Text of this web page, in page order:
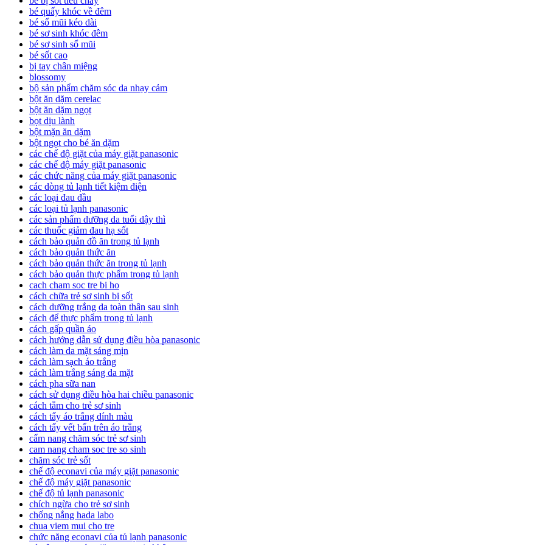
bé quấy khóc về đêm
bé sổ mũi kéo dài
bé sơ sinh khóc đêm
bé sơ sinh sổ mũi
bé sốt cao
bị tay chân miệng
blossomy
bộ sản phẩm chăm sóc da nhạy cảm
bột ăn dặm cerelac
bột ăn dặm ngọt
bọt dịu lành
bột mặn ăn dặm
bột ngọt cho bé ăn dặm
các chế độ giặt của máy giặt panasonic
các chế độ máy giặt panasonic
các chức năng của máy giặt panasonic
các dòng tủ lạnh tiết kiệm điện
các loại đau đầu
các loại tủ lạnh panasonic
các sản phẩm dưỡng da tuổi dậy thì
các thuốc giảm đau hạ sốt
cách bảo quản đồ ăn trong tủ lạnh
cách bảo quản thức ăn
cách bảo quản thức ăn trong tủ lạnh
cách bảo quản thực phẩm trong tủ lạnh
cach cham soc tre bi ho
cách chữa trẻ sơ sinh bị sốt
cách dưỡng trắng da toàn thân sau sinh
cách để thực phẩm trong tủ lạnh
cách gấp quần áo
cách hướng dẫn sử dụng điều hòa panasonic
cách làm da mặt sáng mịn
cách làm sạch áo trắng
cách làm trắng sáng da mặt
cách pha sữa nan
cách sử dụng điều hòa hai chiều panasonic
cách tắm cho trẻ sơ sinh
cách tẩy áo trắng dính màu
cách tẩy vết bẩn trên áo trắng
cẩm nang chăm sóc trẻ sơ sinh
cam nang cham soc tre so sinh
chăm sóc trẻ sốt
chế độ econavi của máy giặt panasonic
chế độ máy giặt panasonic
chế độ tủ lạnh panasonic
chích ngừa cho trẻ sơ sinh
chống nắng hada labo
chua viem mui cho tre
chức năng econavi của tủ lạnh panasonic